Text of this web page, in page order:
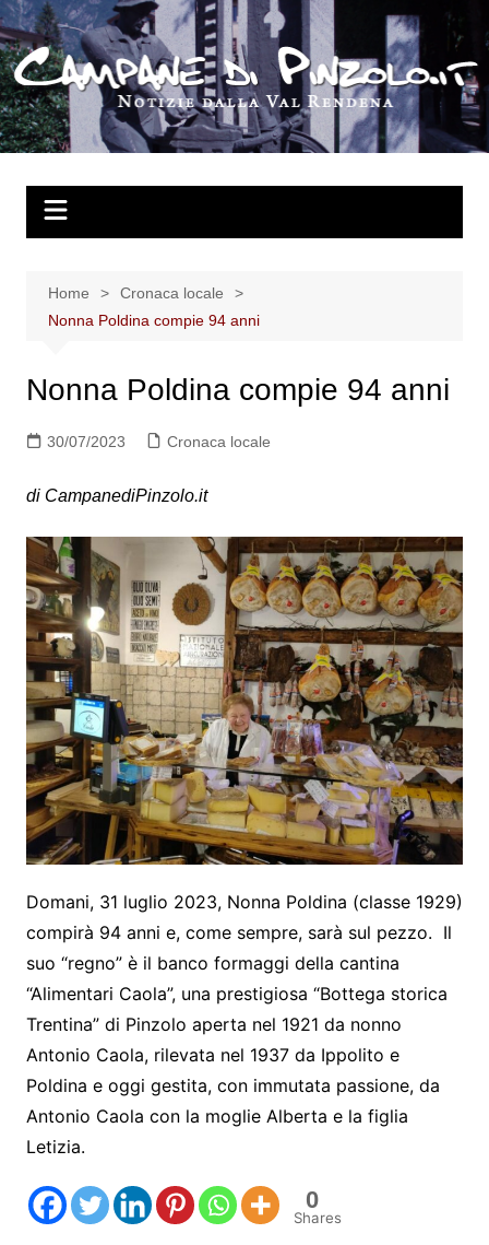
Salta
al
contenuto
Home
Cronaca locale
Nonna Poldina compie 94 anni
Nonna Poldina compie 94 anni
30/07/2023 Cronaca locale
di CampanediPinzolo.it
Domani, 31 luglio 2023, Nonna Poldina (classe 1929)
compirà 94 anni e, come sempre, sarà sul pezzo. Il
suo “regno” è il banco formaggi della cantina
“Alimentari Caola”, una prestigiosa “Bottega storica
Trentina” di Pinzolo aperta nel 1921 da nonno
Antonio Caola, rilevata nel 1937 da Ippolito e
Poldina e oggi gestita, con immutata passione, da
Antonio Caola con la moglie Alberta e la figlia
Letizia.
0
Shares